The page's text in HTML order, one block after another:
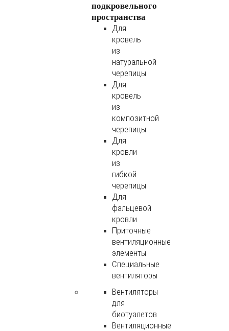
подкровельного
пространства
Для
кровель
из
натуральной
черепицы
Для
кровель
из
композитной
черепицы
Для
кровли
из
гибкой
черепицы
Для
фальцевой
кровли
Приточные
вентиляционные
элементы
Специальные
вентиляторы
Вентиляторы
для
биотуалетов
Вентиляционные